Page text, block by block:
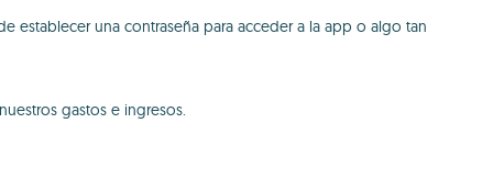
establecer una contraseña para acceder a la app o algo tan
gastos e ingresos.